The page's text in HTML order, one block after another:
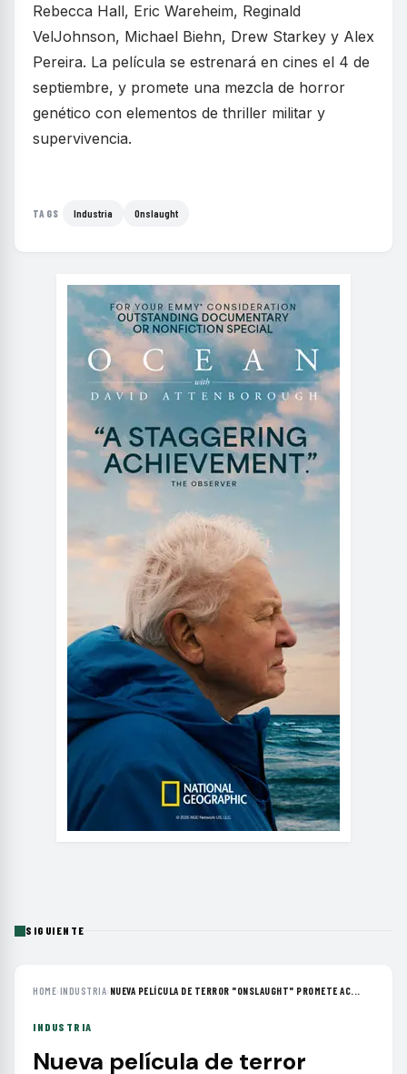
Rebecca Hall, Eric Wareheim, Reginald
VelJohnson, Michael Biehn, Drew Starkey y Alex
Pereira. La película se estrenará en cines el 4 de
septiembre, y promete una mezcla de horror
genético con elementos de thriller militar y
supervivencia.
TAGS Industria Onslaught
SIGUIENTE
HOME›INDUSTRIA› NUEVA PELÍCULA DE TERROR "ONSLAUGHT" PROMETE AC...
INDUSTRIA
Nueva película de terror